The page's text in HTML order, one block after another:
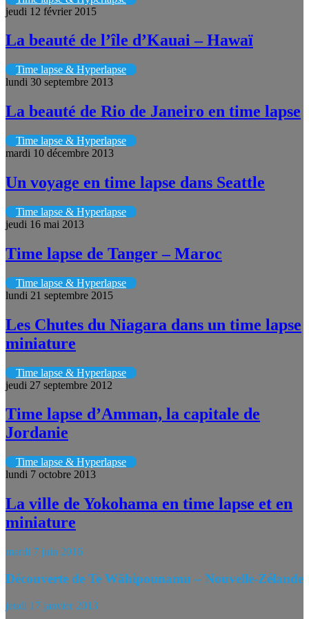
jeudi 12 février 2015
La beauté de l’île d’Kauai – Hawaï
Time lapse & Hyperlapse
lundi 30 septembre 2013
La beauté de Rio de Janeiro en time lapse
Time lapse & Hyperlapse
mardi 10 décembre 2013
Un voyage en time lapse dans Seattle
Time lapse & Hyperlapse
jeudi 16 mai 2013
Time lapse de Tanger – Maroc
Time lapse & Hyperlapse
lundi 21 septembre 2015
Les Chutes du Niagara dans un time lapse
miniature
Time lapse & Hyperlapse
jeudi 27 septembre 2012
Time lapse d’Amman, la capitale de
Jordanie
Time lapse & Hyperlapse
lundi 7 octobre 2013
La ville de Yokohama en time lapse et en
miniature
mardi 7 juin 2016
Découverte de Te Wāhipounamu – Nouvelle-Zélande
jeudi 17 janvier 2013